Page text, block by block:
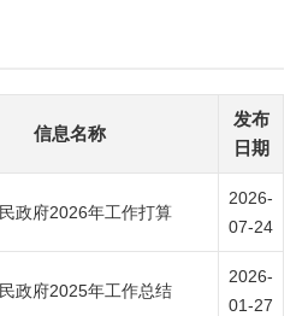
信息名称
发布
日期
政府2026年工作打算
2026-
07-24
政府2025年工作总结
2026-
01-27